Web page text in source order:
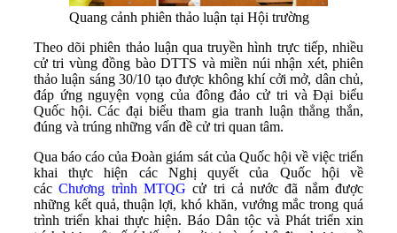
Quang cảnh phiên thảo luận tại Hội trường
Theo dõi phiên thảo luận qua truyền hình trực tiếp, nhiều
cử tri vùng đồng bào DTTS và miền núi nhận xét, phiên
thảo luận sáng 30/10 tạo được không khí cởi mở, dân chủ,
đáp ứng nguyện vọng của đông đảo cử tri và Đại biểu
Quốc hội. Các đại biểu tham gia tranh luận thẳng thắn,
đúng và trúng những vấn đề cử tri quan tâm.
Qua báo cáo của Đoàn giám sát của Quốc hội về việc triển
khai thực hiện các Nghị quyết của Quốc hội về
cácChương trình MTQGcử tri cả nước đã nắm được
những kết quả, thuận lợi, khó khăn, vướng mắc trong quá
trình triển khai thực hiện. Báo Dân tộc và Phát triển xin